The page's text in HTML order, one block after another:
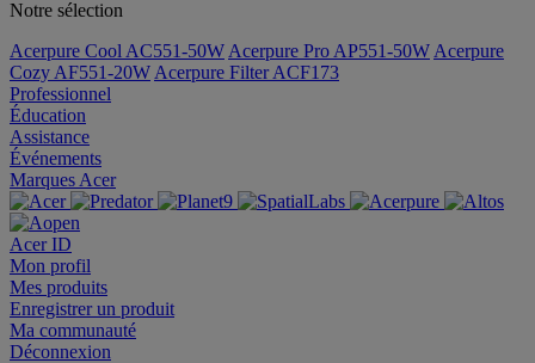
Notre sélection
Acerpure Cool AC551-50W Acerpure Pro AP551-50W Acerpure
Cozy AF551-20W Acerpure Filter ACF173
Professionnel
Éducation
Assistance
Événements
Marques Acer
Acer ID
Mon profil
Mes produits
Enregistrer un produit
Ma communauté
Déconnexion